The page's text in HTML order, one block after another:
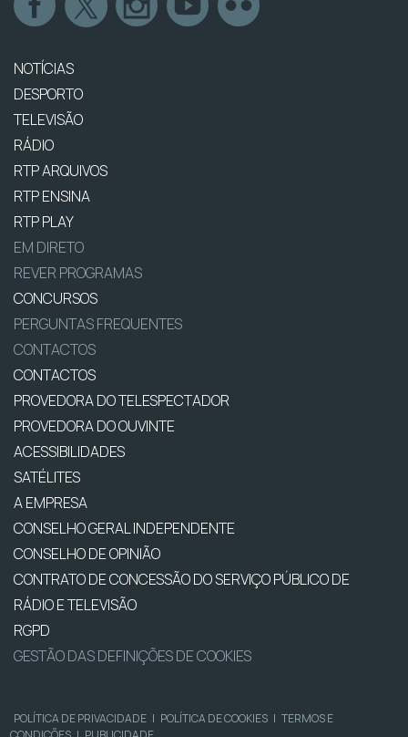
NOTÍCIAS
DESPORTO
TELEVISÃO
RÁDIO
RTP ARQUIVOS
RTP ENSINA
RTP PLAY
EM DIRETO
REVER PROGRAMAS
CONCURSOS
PERGUNTAS FREQUENTES
CONTACTOS
CONTACTOS
PROVEDORA DO TELESPECTADOR
PROVEDORA DO OUVINTE
ACESSIBILIDADES
SATÉLITES
A EMPRESA
CONSELHO GERAL INDEPENDENTE
CONSELHO DE OPINIÃO
CONTRATO DE CONCESSÃO DO SERVIÇO PÚBLICO DE
RÁDIO E TELEVISÃO
RGPD
GESTÃO DAS DEFINIÇÕES DE COOKIES
POLÍTICA DE PRIVACIDADE | POLÍTICA DE COOKIES | TERMOS E